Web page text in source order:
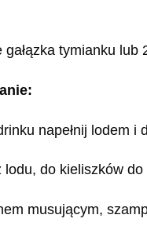
gałązka tymianku lub
napełnij lodem i
lodu, do kieliszków do
musującym,